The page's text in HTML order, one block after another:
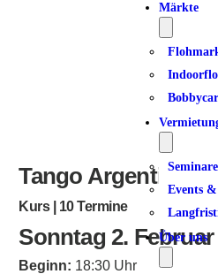
Märkte
Events
Über uns
Tango Argentino |
Kurs | 10 Termine
Sonntag 2. Februar
Beginn: 18:30 Uhr